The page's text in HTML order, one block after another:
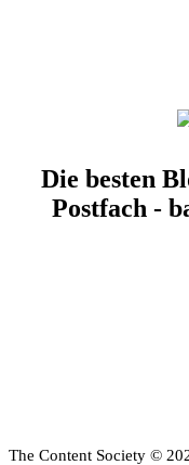
Die besten
Postfach -
The Content Society ©